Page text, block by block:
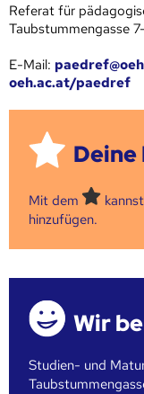
Referat für
Taubstummengasse
E-Mail:
oeh.ac.at/paedref
Mit dem
hinzufügen.
Wir
Studien- und